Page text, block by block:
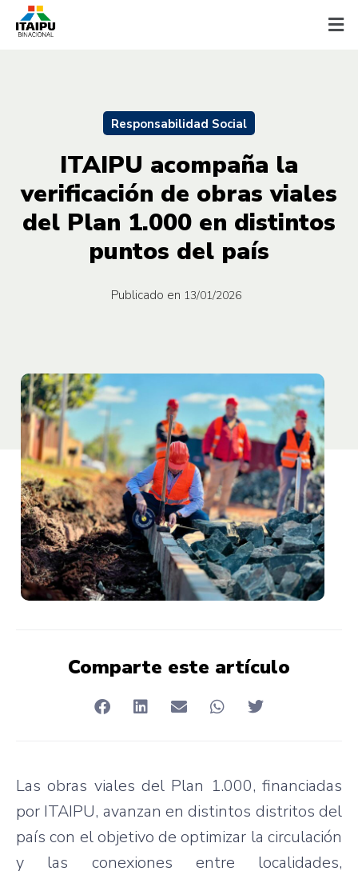
Responsabilidad Social
ITAIPU acompaña la
verificación de obras viales
del Plan 1.000 en distintos
puntos del país
Publicado en 13/01/2026
Comparte este artículo
Las obras viales del Plan 1.000, financiadas
por ITAIPU, avanzan en distintos distritos del
país con el objetivo de optimizar la circulación
y las conexiones entre localidades,